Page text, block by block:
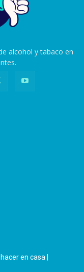
alcohol y tabaco en
en casa |